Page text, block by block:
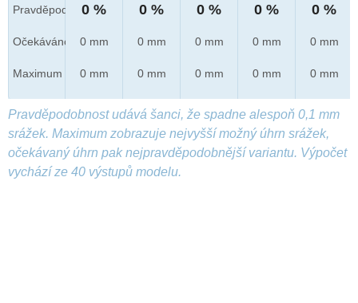
Pravděpod.
Očekáváno
Maximum
0 %
0 mm
0 mm
0 %
0 mm
0 mm
0 %
0 mm
0 mm
0 %
0 mm
0 mm
0 %
0 mm
0 mm
Pravděpodobnost udává šanci, že spadne alespoň 0,1 mm
srážek. Maximum zobrazuje nejvyšší možný úhrn srážek,
očekávaný úhrn pak nejpravděpodobnější variantu. Výpočet
vychází ze 40 výstupů modelu.